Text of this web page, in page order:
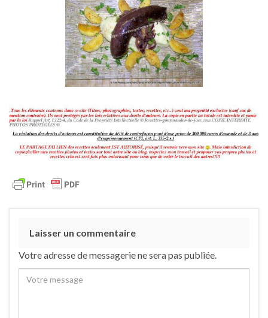
Laisser un commentaire
Votre adresse de messagerie ne sera pas publiée.